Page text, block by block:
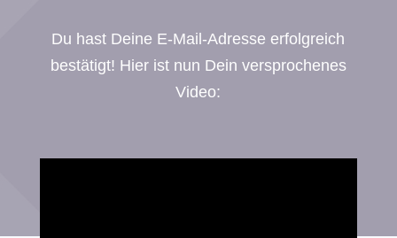
Du hast Deine E-Mail-Adresse erfolgreich
bestätigt! Hier ist nun Dein versprochenes
Video: